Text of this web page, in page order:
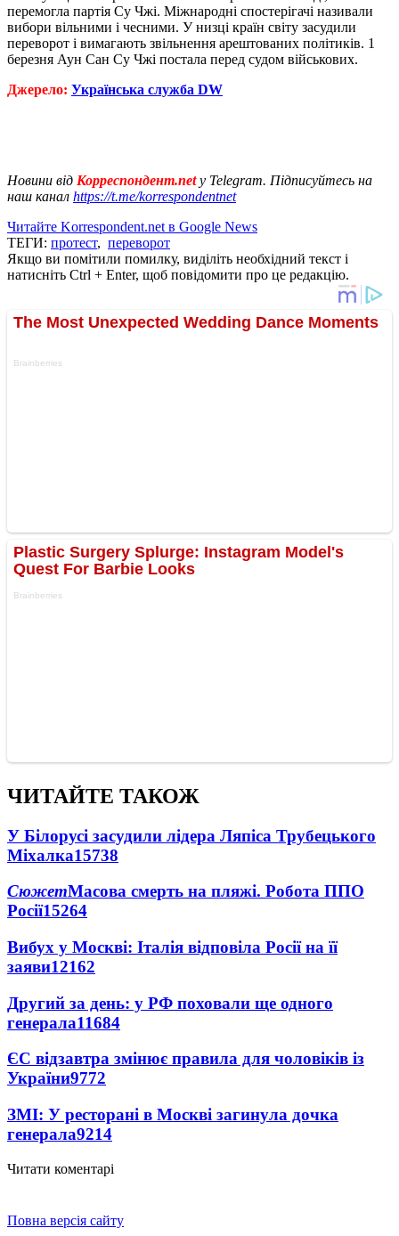
перемогла партія Су Чжі. Міжнародні спостерігачі називали
вибори вільними і чесними. У низці країн світу засудили
переворот і вимагають звільнення арештованих політиків. 1
березня Аун Сан Су Чжі постала перед судом військових.
Джерело: Українська служба DW
Новини від Корреспондент.netу Telegram. Підписуйтесь на
наш канал https://t.me/korrespondentnet
Читайте Korrespondent.net в Google News
ТЕГИ: протест, переворот
Якщо ви помітили помилку, виділіть необхідний текст і
натисніть Ctrl + Enter, щоб повідомити про це редакцію.
ЧИТАЙТЕ ТАКОЖ
У Білорусі засудили лідера Ляпіса Трубецького
Міхалка15738
СюжетМасова смерть на пляжі. Робота ППО
Росії15264
Вибух у Москві: Італія відповіла Росії на її
заяви12162
Другий за день: у РФ поховали ще одного
генерала11684
ЄС відзавтра змінює правила для чоловіків із
України9772
ЗМІ: У ресторані в Москві загинула дочка
генерала9214
Читати коментарі
Повна версія сайту